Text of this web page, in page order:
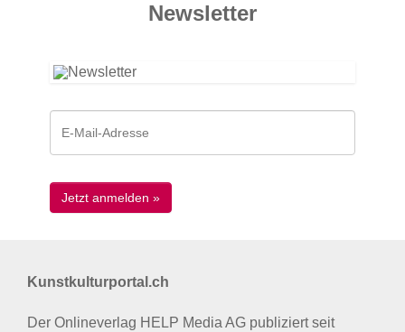
News­letter
Kunstkulturportal.ch
Der Onlineverlag HELP Media AG publiziert seit